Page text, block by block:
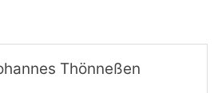
Thönneßen